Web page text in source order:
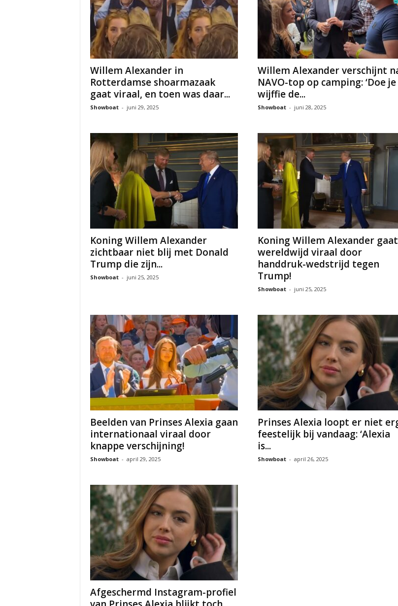
Willem Alexander in
Rotterdamse shoarmazaak
gaat viraal, en toen was daar...
Showboat - juni 29, 2025
Willem Alexander verschijnt
NAVO-top op camping: ‘Doe je
wijffie de...
Showboat - juni 28, 2025
Koning Willem Alexander
zichtbaar niet blij met Donald
Trump die zijn...
Showboat - juni 25, 2025
Koning Willem Alexander gaat
wereldwijd viraal door
handdruk-wedstrijd tegen
Trump!
Showboat - juni 25, 2025
Beelden van Prinses Alexia gaan
internationaal viraal door
knappe verschijning!
Showboat - april 29, 2025
Prinses Alexia loopt er niet
feestelijk bij vandaag: ‘Alexia
is...
Showboat - april 26, 2025
Afgeschermd Instagram-profiel